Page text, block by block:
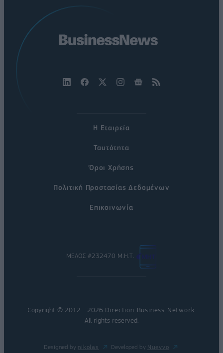
Η Εταιρεία
Ταυτότητα
Όροι Χρήσης
Πολιτική Προστασίας Δεδομένων
Επικοινωνία
ΜΕΛΟΣ #232470 Μ.Η.Τ.
Copyright © 2012 - 2026 Direction Business Network
All rights reserved.
Designed by nikolas Developed by Nuevvo